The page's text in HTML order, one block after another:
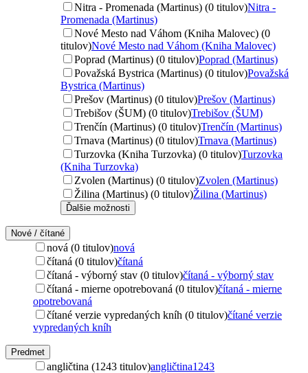
Nitra - Promenada (Martinus) (0 titulov)Nitra -
Promenada (Martinus)
Nové Mesto nad Váhom (Kniha Malovec) (0
titulov)Nové Mesto nad Váhom (Kniha Malovec)
Poprad (Martinus) (0 titulov)Poprad (Martinus)
Považská Bystrica (Martinus) (0 titulov)Považská
Bystrica (Martinus)
Prešov (Martinus) (0 titulov)Prešov (Martinus)
Trebišov (ŠUM) (0 titulov)Trebišov (ŠUM)
Trenčín (Martinus) (0 titulov)Trenčín (Martinus)
Trnava (Martinus) (0 titulov)Trnava (Martinus)
Turzovka (Kniha Turzovka) (0 titulov)Turzovka
(Kniha Turzovka)
Zvolen (Martinus) (0 titulov)Zvolen (Martinus)
Žilina (Martinus) (0 titulov)Žilina (Martinus)
Ďalšie možnosti
Nové / čítané
nová (0 titulov)nová
čítaná (0 titulov)čítaná
čítaná - výborný stav (0 titulov)čítaná - výborný stav
čítaná - mierne opotrebovaná (0 titulov)čítaná - mierne
opotrebovaná
čítané verzie vypredaných kníh (0 titulov)čítané verzie
vypredaných kníh
Predmet
angličtina (1243 titulov)angličtina1243